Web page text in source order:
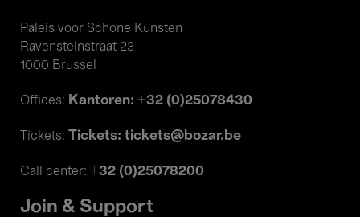
Paleis voor Schone Kunsten
Ravensteinstraat 23
1000 Brussel
Offices: Kantoren: +32 (0)25078430
Tickets: Tickets: tickets@bozar.be
Call center: +32 (0)25078200
Join & Support